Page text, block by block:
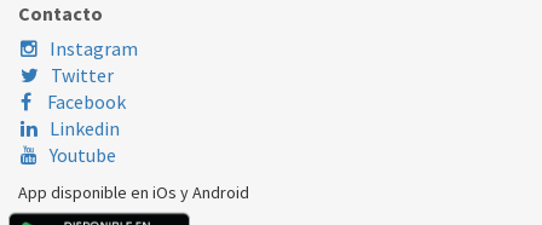
Contacto
Instagram
Twitter
Facebook
Linkedin
Youtube
App disponible en iOs y Android